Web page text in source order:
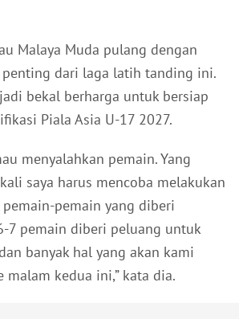
Malaya Muda pulang dengan
penting dari laga latih tanding ini.
bekal berharga untuk bersiap
Piala Asia U-17 2027.
menyalahkan pemain. Yang
saya harus mencoba melakukan
pemain yang diberi
7 pemain diberi peluang untuk
banyak hal yang akan kami
malam kedua ini,” kata dia.